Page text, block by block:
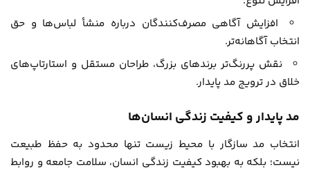
افزایش آگاهی مصرف‌کنندگان درباره منشأ لباس‌ها و حق
انتخاب آگاهانه‌تر.
نقش پررنگ‌تر برندهای بزرگ، طراحان مستقل و استارتاپ‌های
خلاق در ترویج مد پایدار.
مد پایدار و کیفیت زندگی انسان‌ها
انتخاب مد سازگار با محیط زیست تنها محدود به حفظ طبیعت
نیست؛ بلکه به بهبود کیفیت زندگی انسان، سلامت جامعه و روابط